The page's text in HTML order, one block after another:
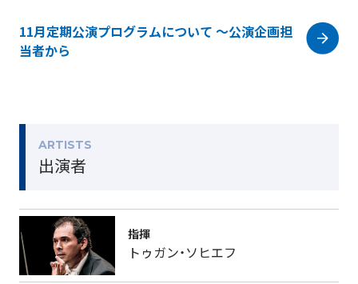
11月定期公演プログラムについて ～公演企画担
当者から
ARTISTS
出演者
指揮
トゥガン・ソヒエフ